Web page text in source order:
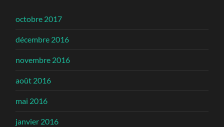
octobre 2017
décembre 2016
novembre 2016
août 2016
mai 2016
janvier 2016